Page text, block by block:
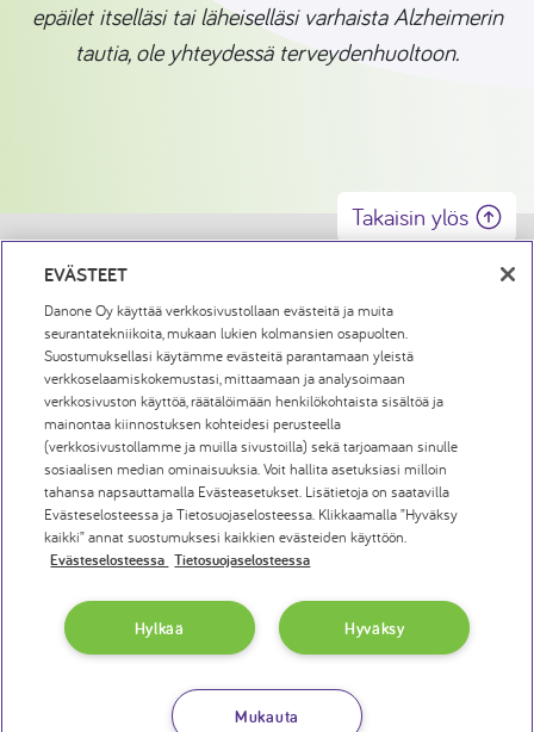
epäilet itselläsi tai läheiselläsi varhaista Alzheimerin
tautia, ole yhteydessä terveydenhuoltoon.
Takaisin ylös
Tietosuojaseloste
Evästeiden Käyttö
Yhteystiedot
Evästeasetukset
Oikeudellinen ilmoitus
Tulosta sivu
Nutricia
Copyright © 2020 Nutricia Medical Oy
EVÄSTEET
Danone Oy käyttää verkkosivustollaan evästeitä ja muita
seurantatekniikoita, mukaan lukien kolmansien osapuolten.
Suostumuksellasi käytämme evästeitä parantamaan yleistä
verkkoselaamiskokemustasi, mittaamaan ja analysoimaan
verkkosivuston käyttöä, räätälöimään henkilökohtaista sisältöä ja
mainontaa kiinnostuksen kohteidesi perusteella
(verkkosivustollamme ja muilla sivustoilla) sekä tarjoamaan sinulle
sosiaalisen median ominaisuuksia. Voit hallita asetuksiasi milloin
tahansa napsauttamalla Evästeasetukset. Lisätietoja on saatavilla
Evästeselosteessa ja Tietosuojaselosteessa. Klikkaamalla ”Hyväksy
kaikki” annat suostumuksesi kaikkien evästeiden käyttöön.
Evästeselosteessa Tietosuojaselosteessa
Hyväksy
Hylkää
Mukauta